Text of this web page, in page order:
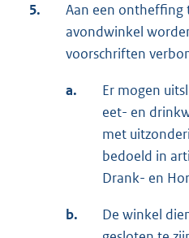
5.
Aan een ontheffing
avondwinkel
voorschriften
a.
Er mogen
eet- en
met
bedoeld in
Drank- en
b.
De winkel